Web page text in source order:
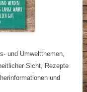
und Umweltthemen,
Sicht, Rezepte
und